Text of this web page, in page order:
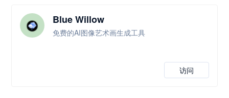
Blue Willow
免费的AI图像艺术画生成工具
访问